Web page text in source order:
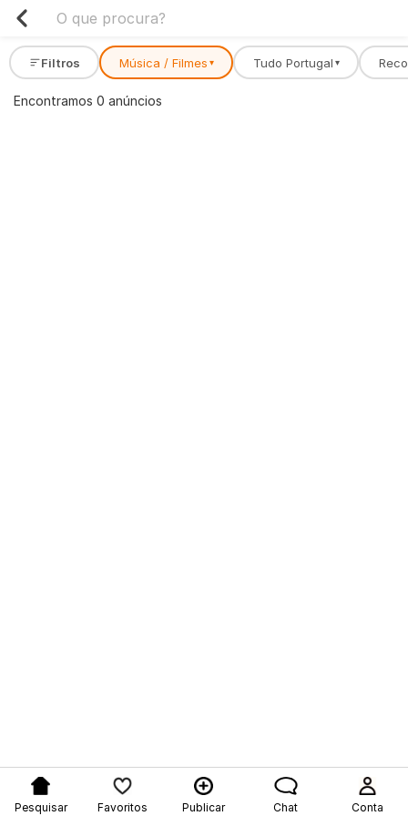
Filtros Música / Filmes ▾ Tudo Portugal ▾
Encontramos 0 anúncios
Pesquisar Favoritos Publicar Chat Conta